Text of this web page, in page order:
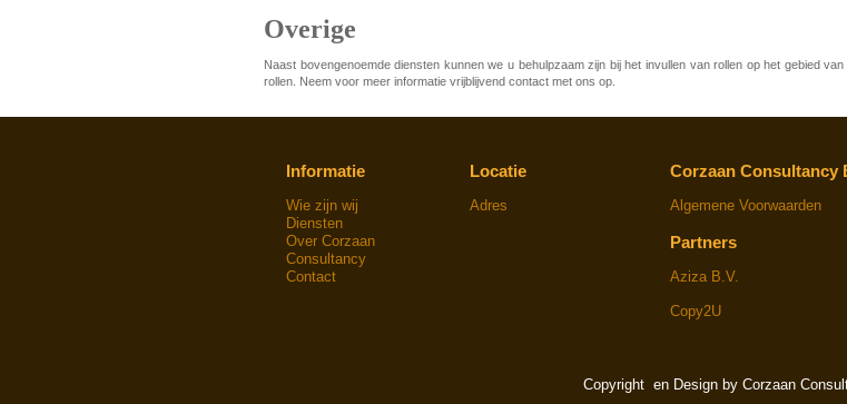
Overige
Naast bovengenoemde diensten kunnen we u behulpzaam zijn bij het invullen van rollen op het gebied
rollen. Neem voor meer informatie vrijblijvend contact met ons op.
Informatie
Wie zijn wij
Diensten
Over Corzaan
Consultancy
Contact
Locatie
Adres
Corzaan Consultancy
Algemene Voorwaarden
Partners
Aziza B.V.
Copy2U
Copyright en Design by Corzaan